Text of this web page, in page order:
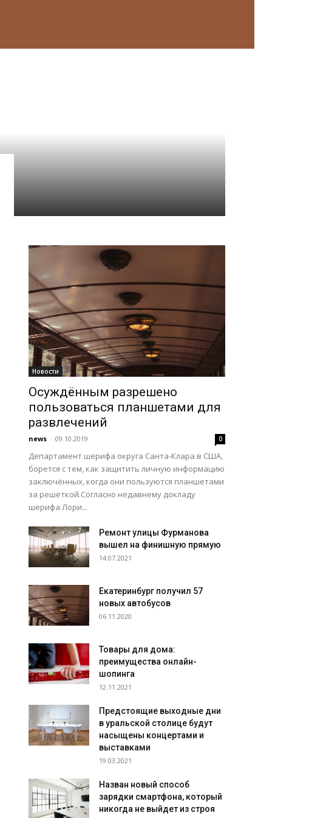
Новости
Осуждённым разрешено
пользоваться планшетами для
развлечений
news - 09.10.2019 0
Департамент шерифа округа Санта-Клара в США,
борется с тем, как защитить личную информацию
заключённых, когда они пользуются планшетами
за решёткой.Согласно недавнему докладу
шерифа Лори...
Ремонт улицы Фурманова
вышел на финишную прямую
14.07.2021
Екатеринбург получил 57
новых автобусов
06.11.2020
Товары для дома:
преимущества онлайн-
шопинга
12.11.2021
Предстоящие выходные дни
в уральской столице будут
насыщены концертами и
выставками
19.03.2021
Назван новый способ
зарядки смартфона, который
никогда не выйдет из строя